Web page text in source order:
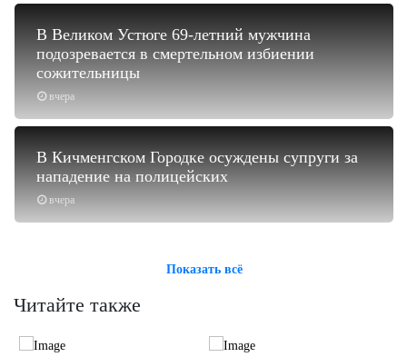
вчера
В Великом Устюге 69-летний мужчина
подозревается в смертельном избиении
сожительницы
вчера
В Кичменгском Городке осуждены супруги за
нападение на полицейских
Показать всё
Читайте также